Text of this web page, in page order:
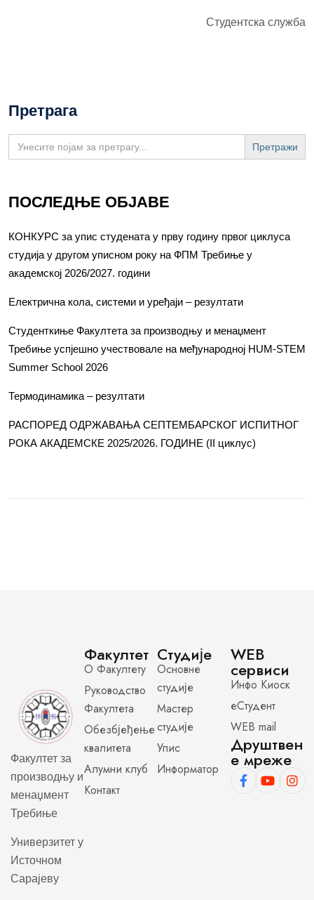
Студентска служба
Претрага
Search
for:
ПОСЛЕДЊЕ ОБЈАВЕ
КОНКУРС за упис студената у прву годину првог циклуса
студија у другом уписном року на ФПМ Требиње у
академској 2026/2027. години
Електрична кола, системи и уређаји – резултати
Студенткиње Факултета за производњу и менаџмент
Требиње успјешно учествовале на међународној HUM-STEM
Summer School 2026
Термодинамика – резултати
РАСПОРЕД ОДРЖАВАЊА СЕПТЕМБАРСКОГ ИСПИТНОГ
РОКА АКАДЕМСКЕ 2025/2026. ГОДИНЕ (II циклус)
Факултет за
производњу и
менаџмент
Требиње
Универзитет у
Источном
Сарајеву
Факултет
О Факултету
Руководство
Факултета
Обезбјеђење
квалитета
Алумни клуб
Контакт
Студије
Основне
студије
Мастер
студије
Упис
Информатор
WEB
сервиси
Инфо Киоск
еСтудент
WEB mail
Друштвен
е мреже